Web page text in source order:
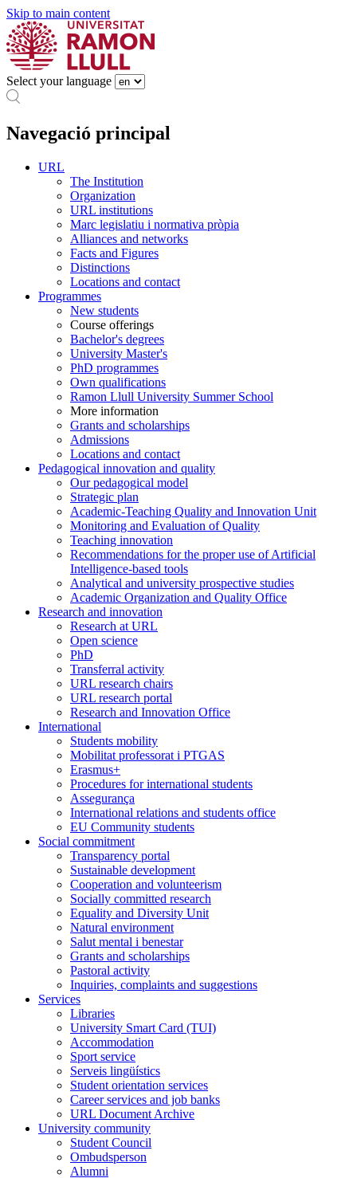
Skip to main content
Select your language
Navegació principal
URL
The Institution
Organization
URL institutions
Marc legislatiu i normativa pròpia
Alliances and networks
Facts and Figures
Distinctions
Locations and contact
Programmes
New students
Course offerings
Bachelor's degrees
University Master's
PhD programmes
Own qualifications
Ramon Llull University Summer School
More information
Grants and scholarships
Admissions
Locations and contact
Pedagogical innovation and quality
Our pedagogical model
Strategic plan
Academic-Teaching Quality and Innovation Unit
Monitoring and Evaluation of Quality
Teaching innovation
Recommendations for the proper use of Artificial
Intelligence-based tools
Analytical and university prospective studies
Academic Organization and Quality Office
Research and innovation
Research at URL
Open science
PhD
Transferral activity
URL research chairs
URL research portal
Research and Innovation Office
International
Students mobility
Mobilitat professorat i PTGAS
Erasmus+
Procedures for international students
Assegurança
International relations and students office
EU Community students
Social commitment
Transparency portal
Sustainable development
Cooperation and volunteerism
Socially committed research
Equality and Diversity Unit
Natural environment
Salut mental i benestar
Grants and scholarships
Pastoral activity
Inquiries, complaints and suggestions
Services
Libraries
University Smart Card (TUI)
Accommodation
Sport service
Serveis lingüístics
Student orientation services
Career services and job banks
URL Document Archive
University community
Student Council
Ombudsperson
Alumni